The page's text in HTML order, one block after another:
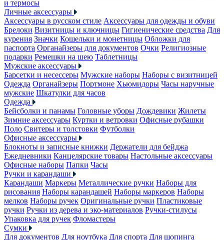
и термосы
Личные аксессуары
Аксессуары в русском стиле Аксессуары для одежды и обуви
Брелоки Визитницы и ключницы Гигиенические средства Для
курения Значки Кошельки и монетницы Обложки для
паспорта Органайзеры для документов Очки Религиозные
подарки Ремешки на шею Таблетницы
Мужские аксессуары
Барсетки и несессеры Мужские наборы Наборы с визитницей
Одежда Органайзеры Портмоне Хьюмидоры Часы наручные
мужские Шкатулки для часов
Одежда
Бейсболки и панамы Головные уборы Дождевики Жилеты
Зимние аксессуары Куртки и ветровки Офисные рубашки
Поло Свитеры и толстовки Футболки
Офисные аксессуары
Блокноты и записные книжки Держатели для бейджа
Ежедневники Канцелярские товары Настольные аксессуары
Офисные наборы Папки Часы
Ручки и карандаши
Карандаши Маркеры Металлические ручки Наборы для
рисования Наборы карандашей Наборы маркеров Наборы
мелков Наборы ручек Оригинальные ручки Пластиковые
ручки Ручки из дерева и эко-материалов Ручки-стилусы
Упаковка для ручек Фломастеры
Сумки
Для документов Для ноутбука Для спорта Для шопинга